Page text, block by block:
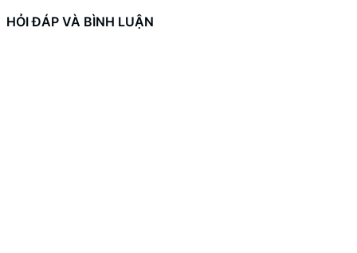
HỎI ĐÁP VÀ BÌNH LUẬN